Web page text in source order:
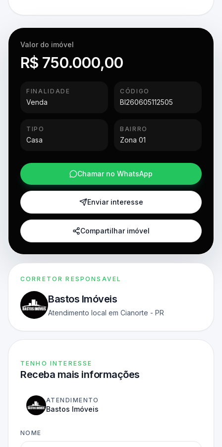
Valor do imóvel
R$ 750.000,00
FINALIDADE
Venda
CÓDIGO
BI260605112505
TIPO
Casa
BAIRRO
Zona 01
Chamar no WhatsApp
Enviar interesse
Compartilhar imóvel
CORRETOR RESPONSAVEL
Bastos Imóveis
Atendimento local em Cianorte - PR
TENHO INTERESSE
Receba mais informações
ATENDIMENTO
Bastos Imóveis
NOME